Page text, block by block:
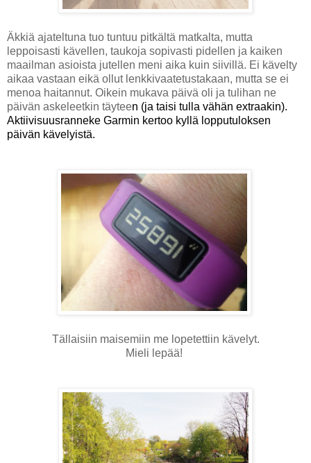
Äkkiä ajateltuna tuo tuntuu pitkältä matkalta, mutta
leppoisasti kävellen, taukoja sopivasti pidellen ja kaiken
maailman asioista jutellen meni aika kuin siivillä. Ei kävelty
aikaa vastaan eikä ollut lenkkivaatetustakaan, mutta se ei
menoa haitannut. Oikein mukava päivä oli ja tulihan ne
päivän askeleetkin täyteen (ja taisi tulla vähän extraakin).
Aktiivisuusranneke Garmin kertoo kyllä lopputuloksen
päivän kävelyistä.
Tällaisiin maisemiin me lopetettiin kävelyt.
Mieli lepää!